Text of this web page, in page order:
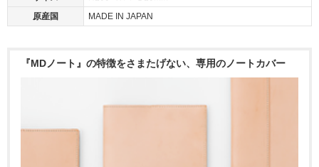
原産国
MADE IN JAPAN
『MDノート』の特徴をさまたげない、専用のノートカバー